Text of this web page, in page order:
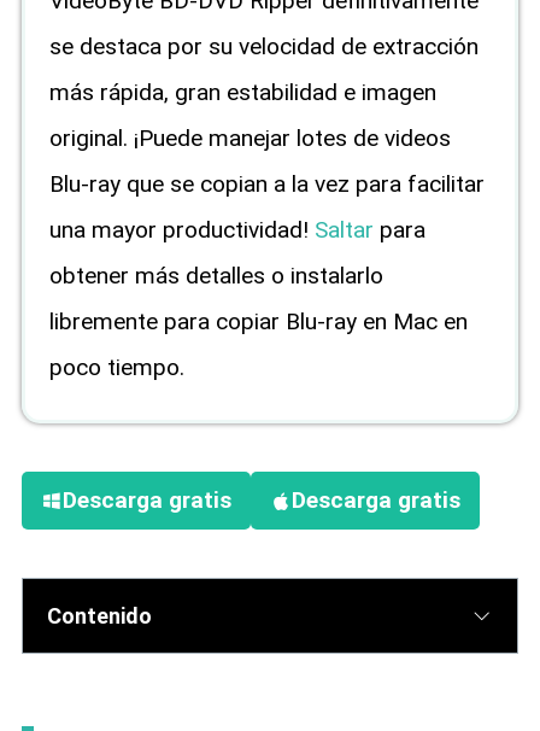
se destaca por su velocidad de extracción
más rápida, gran estabilidad e imagen
original. ¡Puede manejar lotes de videos
Blu-ray que se copian a la vez para facilitar
una mayor productividad! Saltar para
obtener más detalles o instalarlo
libremente para copiar Blu-ray en Mac en
poco tiempo.
Descarga gratis Descarga gratis
Contenido